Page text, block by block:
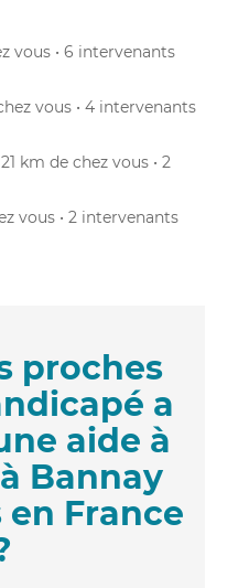
vous • 6 intervenants
vous • 4 intervenants
21 km de chez vous • 2
vous • 2 intervenants
proches
a
aide à
Bannay
France